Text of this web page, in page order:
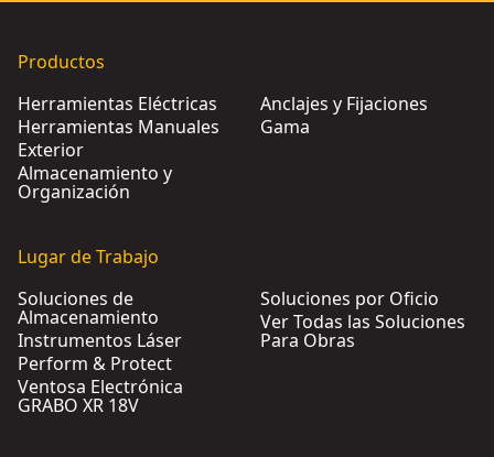
Productos
Herramientas Eléctricas
Herramientas Manuales
Exterior
Almacenamiento y
Organización
Anclajes y Fijaciones
Gama
Lugar de Trabajo
Soluciones de
Almacenamiento
Instrumentos Láser
Perform & Protect
Ventosa Electrónica
GRABO XR 18V
Soluciones por Oficio
Ver Todas las Soluciones
Para Obras